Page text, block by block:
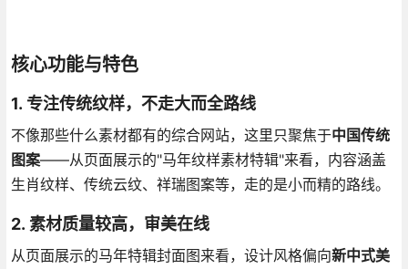
核心功能与特色
1. 专注传统纹样，不走大而全路线
不像那些什么素材都有的综合网站，这里只聚焦于中国传统
图案——从页面展示的"马年纹样素材特辑"来看，内容涵盖
生肖纹样、传统云纹、祥瑞图案等，走的是小而精的路线。
2. 素材质量较高，审美在线
从页面展示的马年特辑封面图来看，设计风格偏向新中式美